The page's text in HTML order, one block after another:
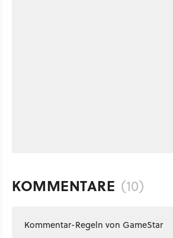
KOMMENTARE (10)
Kommentar-Regeln von GameStar